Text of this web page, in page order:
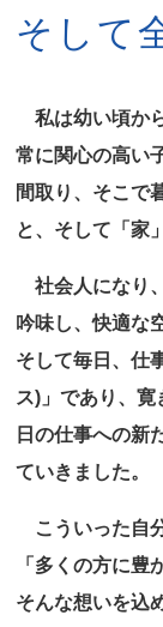
そして
私は幼い頃か
常に関心の高い
間取り、そこで
と、そして「家
社会人になり
吟味し、快適な
そして毎日、仕
ス)」であり、
日の仕事への新
ていきました。
こういった自
「多くの方に豊
そんな想いを込